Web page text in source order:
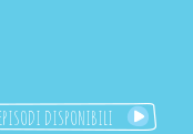
EPISODI DISPONIBILI